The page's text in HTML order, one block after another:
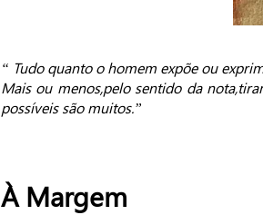
“ Tudo quanto o homem expõe ou
Mais ou menos,pelo sentido da
possíveis são muitos.”
À Margem